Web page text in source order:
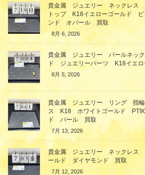
貴金属 ジュエリー ネックレス
トップ K18イエローゴールド
ンド オパール 買取
8月 6, 2026
貴金属 ジュエリー パールネッ
ド ジュエリーパーツ K18イエ
8月 5, 2026
貴金属 ジュエリー リング 指
ス K18 ホワイトゴールド
ド パール 買取
7月 13, 2026
貴金属 ジュエリー ネックレ
ールド ダイヤモンド 買取
7月 12, 2026